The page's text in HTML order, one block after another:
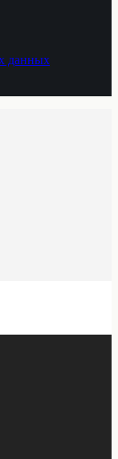
данных